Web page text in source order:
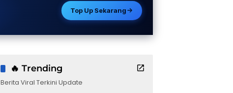
Top Up Sekarang
🔥 Trending
Berita Viral Terkini Update